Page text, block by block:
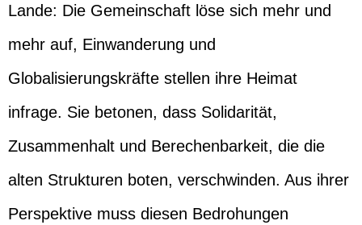
Lande: Die Gemeinschaft löse sich mehr und
mehr auf, Einwanderung und
Globalisierungskräfte stellen ihre Heimat
infrage. Sie betonen, dass Solidarität,
Zusammenhalt und Berechenbarkeit, die die
alten Strukturen boten, verschwinden. Aus ihrer
Perspektive muss diesen Bedrohungen